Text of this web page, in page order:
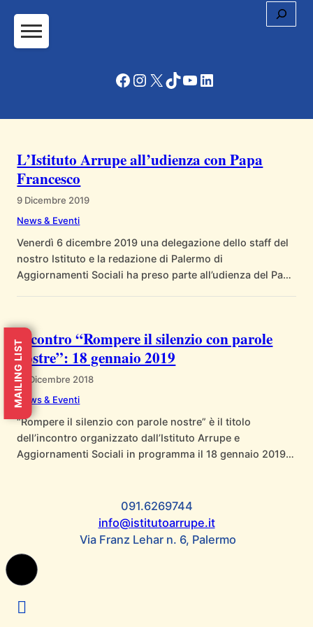
Vai
contenuto
Facebook
Instagram
X TikTok
YouTube
LinkedIn
L’Istituto Arrupe all’udienza con Papa
Francesco
9 Dicembre 2019
News & Eventi
Venerdì 6 dicembre 2019 una delegazione dello staff del
nostro Istituto e la redazione di Palermo di
Aggiornamenti Sociali ha preso parte all’udienza del Papa
hanno preso parte una cinquantina di persone, tra cui p.
Bartolomeo Sorge SJ, direttore emerito di…
Incontro “Rompere il silenzio con parole
nostre”: 18 gennaio 2019
21 Dicembre 2018
News & Eventi
“Rompere il silenzio con parole nostre” è il titolo
dell’incontro organizzato dall’Istituto Arrupe e
Aggiornamenti Sociali in programma il 18 gennaio 2019
intervengono mons. Corrado Lorefice, arcivescovo di
Palermo, e don Luigi Ciotti, presidente nazionale di
“Libera contro le mafie”. Nel corso…
091.6269744
info@istitutoarrupe.it
Via Franz Lehar n. 6, Palermo
MAILING LIST